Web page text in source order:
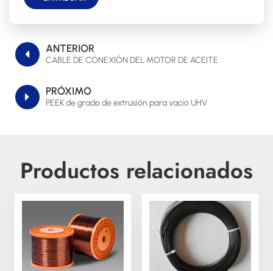
ANTERIOR
CABLE DE CONEXIÓN DEL MOTOR DE ACEITE
PRÓXIMO
PEEK de grado de extrusión para vacío UHV
Productos relacionados